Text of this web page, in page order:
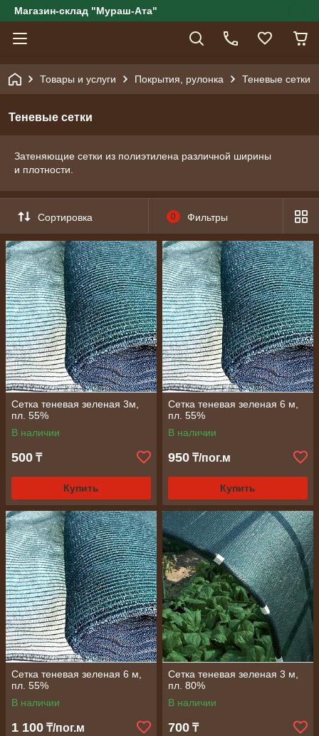
Магазин-склад "Мураш-Ата"
Товары и услуги Покрытия, рулонка Теневые сетки
Теневые сетки
Затеняющие сетки из полиэтилена различной ширины
и плотности.
Сортировка 0 Фильтры
Сетка теневая зеленая 3м,
пл. 55%
В наличии
500 ₸
Купить
Сетка теневая зеленая 6 м,
пл. 55%
В наличии
950 ₸/пог.м
Купить
Сетка теневая зеленая 6 м,
пл. 55%
В наличии
1 100 ₸/пог.м
Сетка теневая зеленая 3 м,
пл. 80%
В наличии
700 ₸